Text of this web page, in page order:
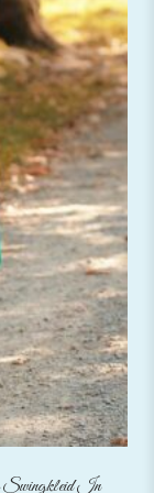
Swingkleid In